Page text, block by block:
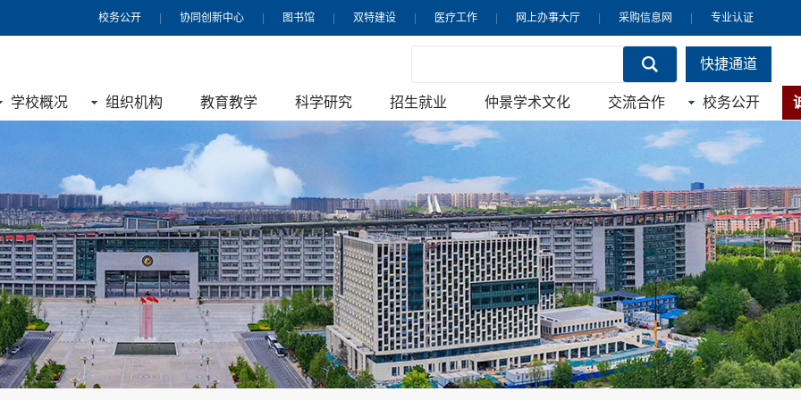
专业认证
采购信息网
网上办事大厅
医疗工作
双特建设
图书馆
协同创新中心
校务公开
快捷通道
学校概况 组织机构 教育教学 科学研究 招生就业 仲景学术文化 交流合作 校务公开